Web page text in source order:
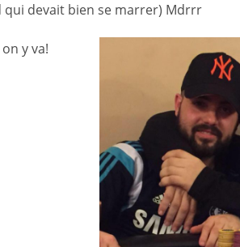
qui devait bien se marrer) Mdrrr
y va!